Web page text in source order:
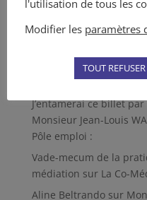
obligatoire d’un MARC
L’Incompétence du
J’entamerai ce billet
Monsieur Jean-Louis
Pôle emploi :
Vade-mecum de la
médiation sur La Co-
Aline Beltrandosur
l'utilisation de tous les
Modifier les paramètres
TOUT REFUSER